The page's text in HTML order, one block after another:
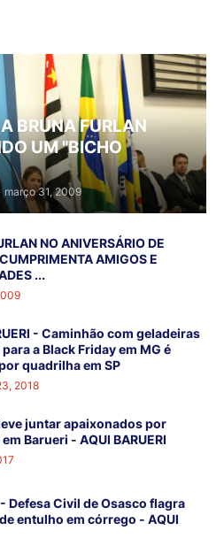
BRUNA FURLAN
UM "BICHO
março 31, 2009
NO ANIVERSÁRIO DE
AMIGOS E
...
- Caminhão com geladeiras
a Black Friday em MG é
quadrilha em SP
2018
juntar apaixonados por
Barueri - AQUI BARUERI
Defesa Civil de Osasco flagra
entulho em córrego - AQUI